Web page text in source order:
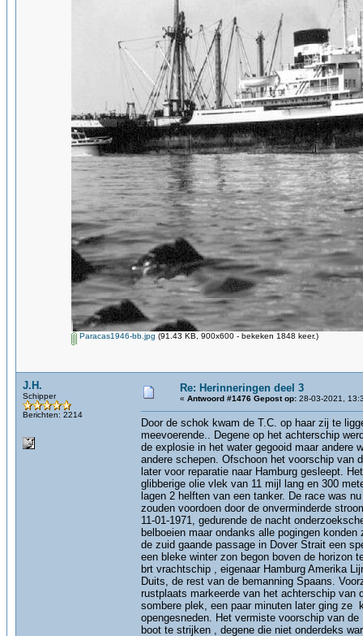
Paracas1946-bb.jpg (91.43 KB, 900x600 - bekeken 1848 keer.)
J.H.
Schipper
Berichten: 2214
Re: Herinneringen deel 3
« Antwoord #1476 Gepost op: 28-03-2021,
Door de schok kwam de T.C. op haar zij te
meevoerende.. Degene op het achterschip
de explosie in het water gegooid maar andere
andere schepen. Ofschoon het voorschip van
later voor reparatie naar Hamburg gesleept.
glibberige olie vlek van 11 mijl lang en 300
lagen 2 helften van een tanker. De race was
zouden voordoen door de onverminderde
11-01-1971, gedurende de nacht
belboeien maar ondanks alle pogingen
de zuid gaande passage in Dover Strait een
een bleke winter zon begon boven de horizon
brt vrachtschip , eigenaar Hamburg Amerika
Duits, de rest van de bemanning Spaans.
rustplaats markeerde van het achterschip van
sombere plek, een paar minuten later ging ze
opengesneden. Het vermiste voorschip van
boot te strijken , degene die niet onderdeks